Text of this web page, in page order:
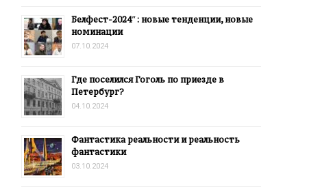
Белфест-2024″: новые тенденции, новые
номинации
07.10.2024
Где поселился Гоголь по приезде в
Петербург?
04.10.2024
Фантастика реальности и реальность
фантастики
03.10.2024